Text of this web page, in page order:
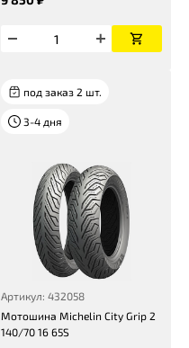
под заказ 2 шт.
3-4 дня
Артикул: 432058
Мотошина Michelin City Grip 2
140/70 16 65S